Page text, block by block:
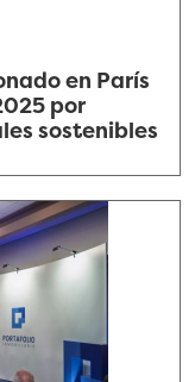
en París
por
sostenibles